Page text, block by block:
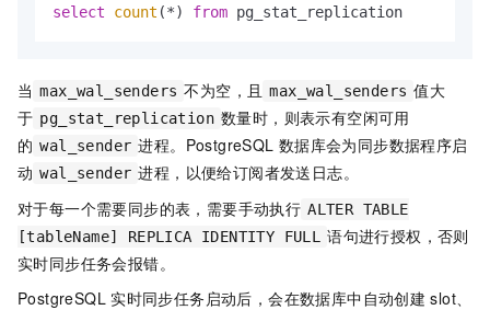
select
count (*) from pg_stat_replication
当 max_wal_senders 不为空，且 max_wal_senders 值大
于 pg_stat_replication 数量时，则表示有空闲可用
的 wal_sender 进程。PostgreSQL 数据库会为同步数据程序启
动 wal_sender 进程，以便给订阅者发送日志。
对于每一个需要同步的表，需要手动执行 ALTER TABLE
[tableName] REPLICA IDENTITY FULL
语句进行授权，否则
实时同步任务会报错。
PostgreSQL 实时同步任务启动后，会在数据库中自动创建 slot、